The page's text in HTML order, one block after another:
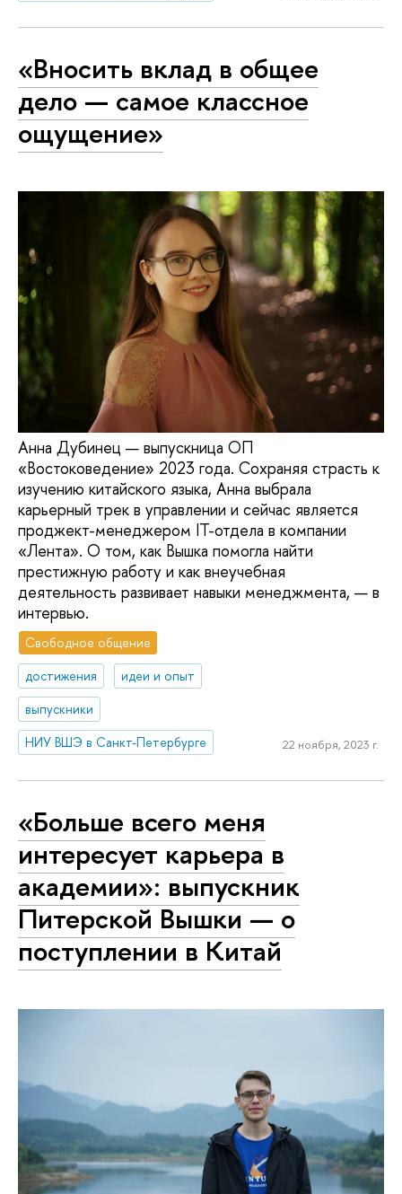
«Вносить вклад в общее
дело — самое классное
ощущение»
Анна Дубинец — выпускница ОП
«Востоковедение» 2023 года. Сохраняя страсть к
изучению китайского языка, Анна выбрала
карьерный трек в управлении и сейчас является
проджект-менеджером IT-отдела в компании
«Лента». О том, как Вышка помогла найти
престижную работу и как внеучебная
деятельность развивает навыки менеджмента, — в
интервью.
Свободное общение
достижения
идеи и опыт
выпускники
НИУ ВШЭ в Санкт-Петербурге
22 ноября, 2023 г.
«Больше всего меня
интересует карьера в
академии»: выпускник
Питерской Вышки — о
поступлении в Китай